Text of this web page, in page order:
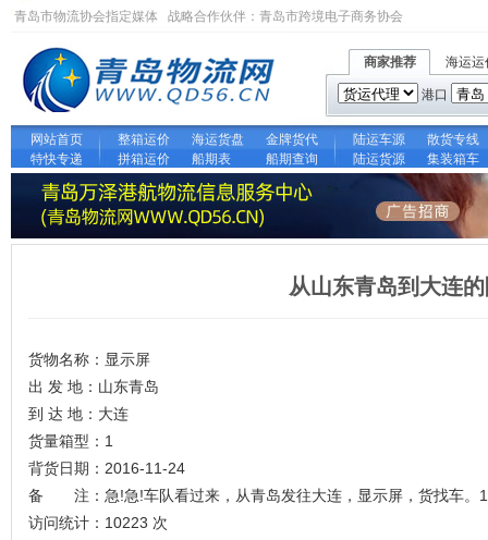
青岛市物流协会指定媒体 战略合作伙伴： 青岛市跨境电子商务协会
商家推荐 海运运
港口
网站首页 整箱运价 海运货盘 金牌货代 陆运车源
散货专线
特快专递
拼箱运价 船期表 船期查询 陆运货源 集装箱车
从山东青岛到大连
货物名称：显示屏
出 发 地：山东青岛
到 达 地：大连
货量箱型：1
背货日期：2016-11-24
备 注：急!急!车队看过来，从青岛发往大连，显示屏，货找车。
访问统计：10223 次